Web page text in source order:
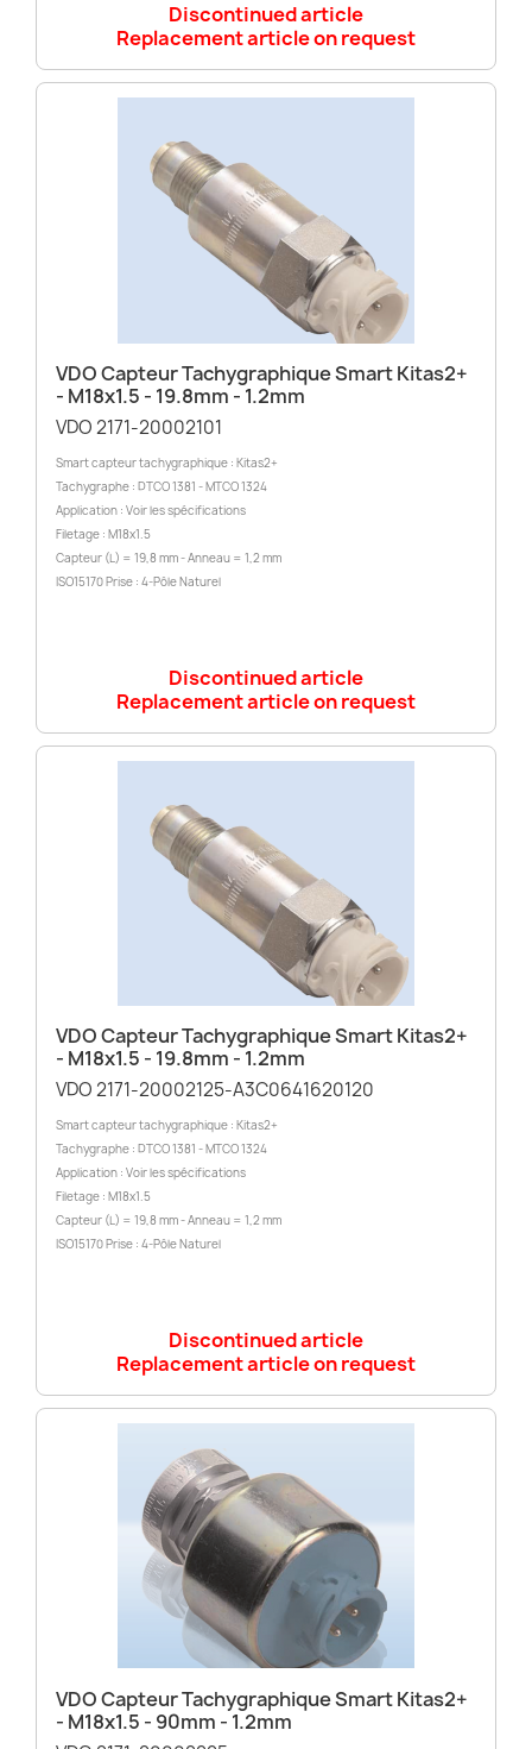
Discontinued article
Replacement article on request
VDO Capteur Tachygraphique Smart Kitas2+
- M18x1.5 - 19.8mm - 1.2mm
VDO 2171-20002101
Smart capteur tachygraphique : Kitas2+
Tachygraphe : DTCO 1381 - MTCO 1324
Application : Voir les spécifications
Filetage : M18x1.5
Capteur (L) = 19,8 mm - Anneau = 1,2 mm
ISO15170 Prise : 4-Pôle Naturel
Discontinued article
Replacement article on request
VDO Capteur Tachygraphique Smart Kitas2+
- M18x1.5 - 19.8mm - 1.2mm
VDO 2171-20002125-A3C0641620120
Smart capteur tachygraphique : Kitas2+
Tachygraphe : DTCO 1381 - MTCO 1324
Application : Voir les spécifications
Filetage : M18x1.5
Capteur (L) = 19,8 mm - Anneau = 1,2 mm
ISO15170 Prise : 4-Pôle Naturel
Discontinued article
Replacement article on request
VDO Capteur Tachygraphique Smart Kitas2+
- M18x1.5 - 90mm - 1.2mm